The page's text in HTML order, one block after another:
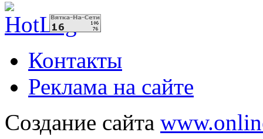
Контакты
Реклама на сайте
Создание сайта